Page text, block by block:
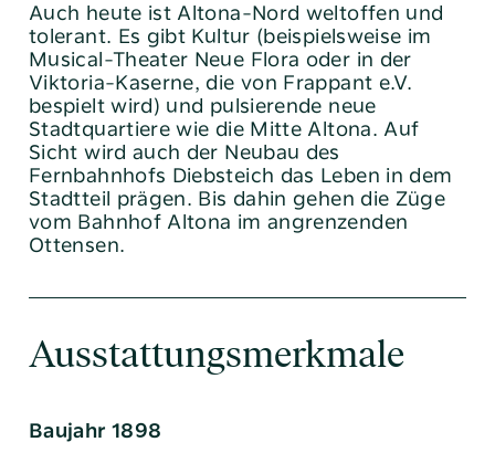
Tel:
040 / 38 90 10 – 0
E-Mail:
post@altoba.de
Wunschtermin vereinbaren
Auch heute ist Altona-Nord weltoffen und
tolerant. Es gibt Kultur (beispielsweise im
Musical-Theater Neue Flora oder in der
Viktoria-Kaserne, die von Frappant e.V.
bespielt wird) und pulsierende neue
Stadtquartiere wie die Mitte Altona. Auf
Sicht wird auch der Neubau des
Fernbahnhofs Diebsteich das Leben in dem
Stadtteil prägen. Bis dahin gehen die Züge
vom Bahnhof Altona im angrenzenden
Ottensen.
Ausstattungsmerkmale
Baujahr 1898